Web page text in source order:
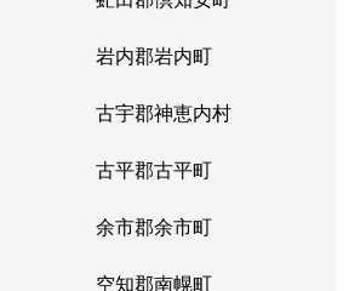
岩内郡岩内町
古宇郡神恵内村
古平郡古平町
余市郡余市町
空知郡南幌町